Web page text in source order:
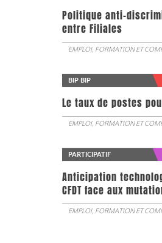
Politique anti-
entre Filiales
EMPLOI, FORMATION ET
BIP BIP
Le taux de postes
EMPLOI, FORMATION ET
PARTICIPATIF
Anticipation
CFDT face aux
EMPLOI, FORMATION ET